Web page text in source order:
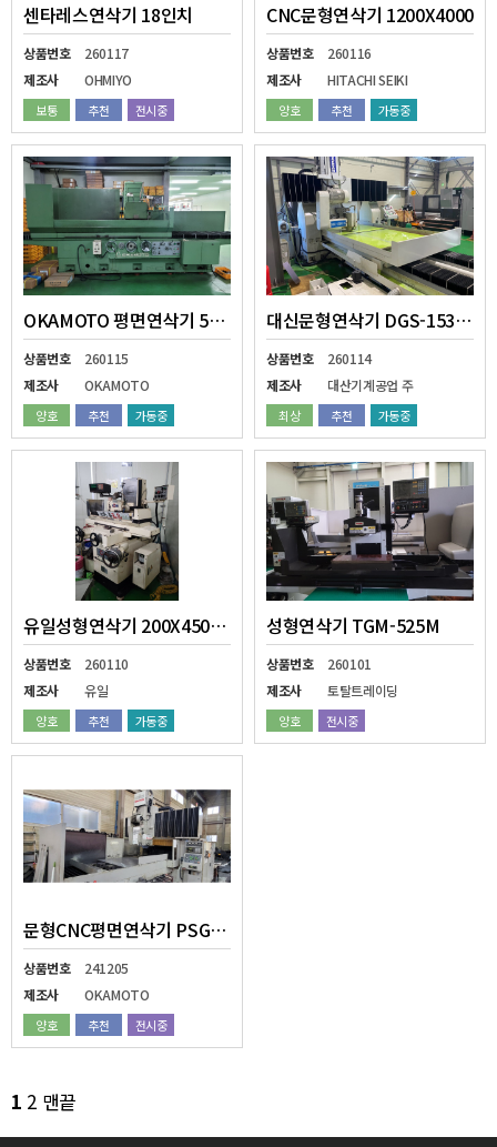
센타레스연삭기 18인치
상품번호
260117
제조사
OHMIYO
보통 추천 전시중
CNC문형연삭기 1200X4000
상품번호
260116
제조사
HITACHI SEIKI
양호 추천 가동중
OKAMOTO 평면연삭기 500X1500MM
상품번호
260115
제조사
OKAMOTO
양호 추천 가동중
대신문형연삭기 DGS-15300 2S
상품번호
260114
제조사
대산기계공업 주
최상 추천 가동중
유일성형연삭기 200X450MM
상품번호
260110
제조사
유일
양호 추천 가동중
성형연삭기 TGM-525M
상품번호
260101
제조사
토탈트레이딩
양호 전시중
문형CNC평면연삭기 PSG-2015CHNC
상품번호
241205
제조사
OKAMOTO
양호 추천 전시중
1 2 맨끝